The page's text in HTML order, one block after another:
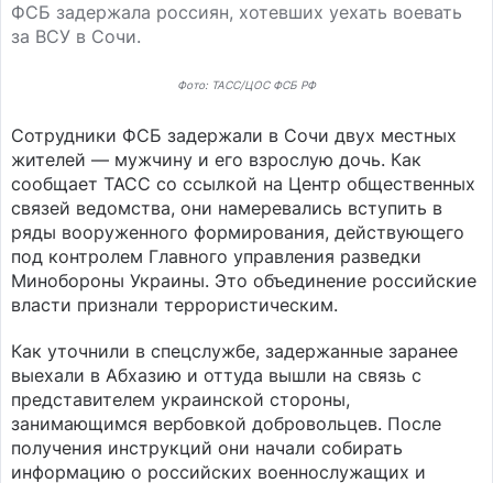
ФСБ задержала россиян, хотевших уехать воевать
за ВСУ в Сочи.
Фото: ТАСС/ЦОС ФСБ РФ
Сотрудники ФСБ задержали в Сочи двух местных
жителей — мужчину и его взрослую дочь. Как
сообщает ТАСС со ссылкой на Центр общественных
связей ведомства, они намеревались вступить в
ряды вооруженного формирования, действующего
под контролем Главного управления разведки
Минобороны Украины. Это объединение российские
власти признали террористическим.
Как уточнили в спецслужбе, задержанные заранее
выехали в Абхазию и оттуда вышли на связь с
представителем украинской стороны,
занимающимся вербовкой добровольцев. После
получения инструкций они начали собирать
информацию о российских военнослужащих и